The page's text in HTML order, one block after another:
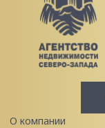
О компании